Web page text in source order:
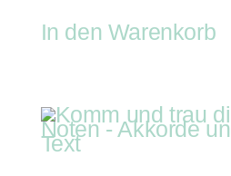
In den Warenkorb